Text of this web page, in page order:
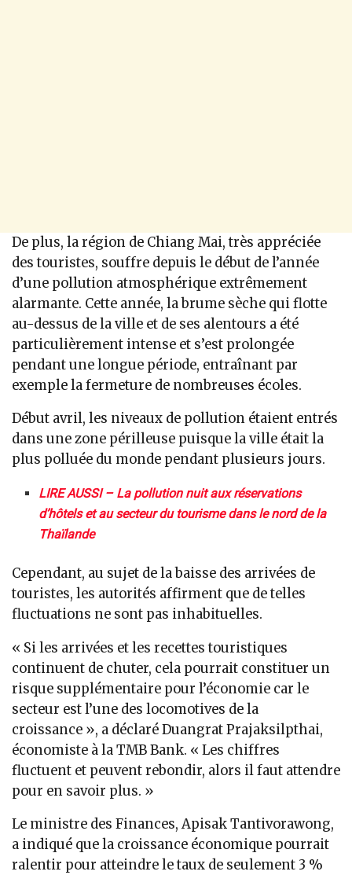
De plus, la région de Chiang Mai, très appréciée
des touristes, souffre depuis le début de l’année
d’une pollution atmosphérique extrêmement
alarmante. Cette année, la brume sèche qui flotte
au-dessus de la ville et de ses alentours a été
particulièrement intense et s’est prolongée
pendant une longue période, entraînant par
exemple la fermeture de nombreuses écoles.
Début avril, les niveaux de pollution étaient entrés
dans une zone périlleuse puisque la ville était la
plus polluée du monde pendant plusieurs jours.
LIRE AUSSI – La pollution nuit aux réservations
d’hôtels et au secteur du tourisme dans le nord de la
Thaïlande
Cependant, au sujet de la baisse des arrivées de
touristes, les autorités affirment que de telles
fluctuations ne sont pas inhabituelles.
« Si les arrivées et les recettes touristiques
continuent de chuter, cela pourrait constituer un
risque supplémentaire pour l’économie car le
secteur est l’une des locomotives de la
croissance », a déclaré Duangrat Prajaksilpthai,
économiste à la TMB Bank. « Les chiffres
fluctuent et peuvent rebondir, alors il faut attendre
pour en savoir plus. »
Le ministre des Finances, Apisak Tantivorawong,
a indiqué que la croissance économique pourrait
ralentir pour atteindre le taux de seulement 3 %